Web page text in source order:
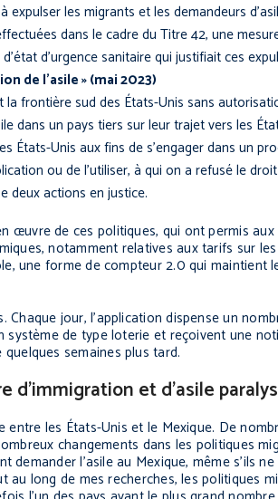
les migrants et les demandeurs
dans le cadre du Titre 42, une
d’urgence sanitaire qui justifiait ces
de l’asile » (mai 2023)
frontière sud des États-Unis sans
dans un pays tiers sur leur trajet vers les
États-Unis aux fins de s’engager dans un
ou de l’utiliser, à qui on a refusé le
deux actions en justice.
œuvre de ces politiques, qui ont permis
notamment relatives aux tarifs sur
une forme de compteur 2.0 qui maintient
jour, l’application dispense un
de type loterie et reçoivent une
semaines plus tard.
et d’asile
les États-Unis et le Mexique. De
changements dans les politiques
l’asile au Mexique, même s’ils
long de mes recherches, les politiques